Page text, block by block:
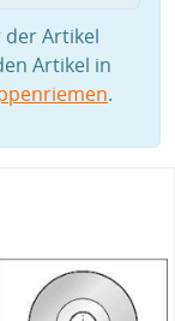
der Artikel
Artikel in
.